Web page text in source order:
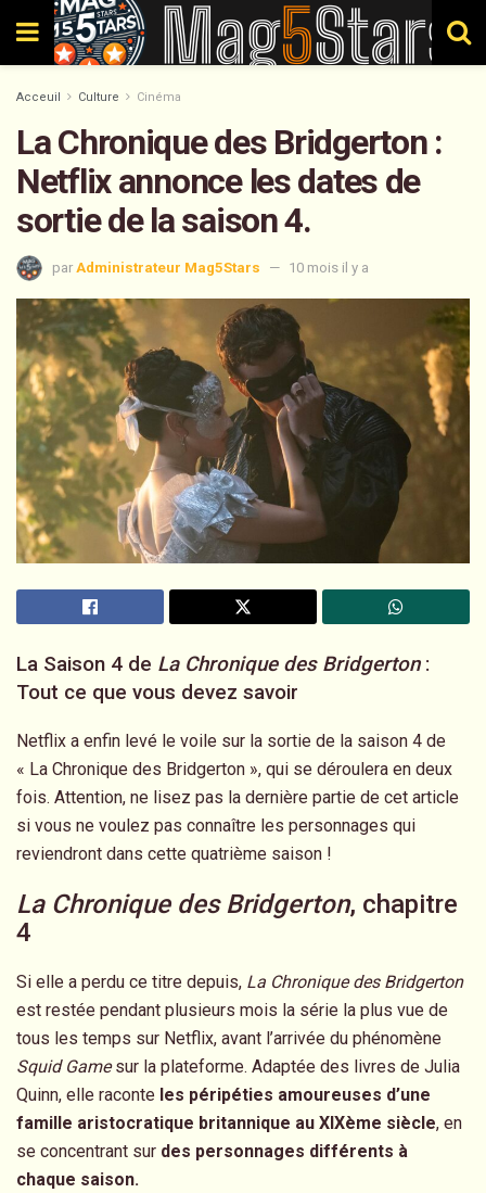
Acceuil Culture Cinéma
La Chronique des Bridgerton :
Netflix annonce les dates de
sortie de la saison 4.
par Administrateur Mag5Stars 10 mois il y a
La Saison 4 de La Chronique des Bridgerton:
Tout ce que vous devez savoir
Netflix a enfin levé le voile sur la sortie de la saison 4 de
« La Chronique des Bridgerton », qui se déroulera en deux
fois. Attention, ne lisez pas la dernière partie de cet article
si vous ne voulez pas connaître les personnages qui
reviendront dans cette quatrième saison !
La Chronique des Bridgerton, chapitre
4
Si elle a perdu ce titre depuis, La Chronique des Bridgerton
est restée pendant plusieurs mois la série la plus vue de
tous les temps sur Netflix, avant l’arrivée du phénomène
Squid Gamesur la plateforme. Adaptée des livres de Julia
Quinn, elle raconte les péripéties amoureuses d’une
famille aristocratique britannique au XIXème siècle, en
se concentrant sur des personnages différents à
chaque saison.